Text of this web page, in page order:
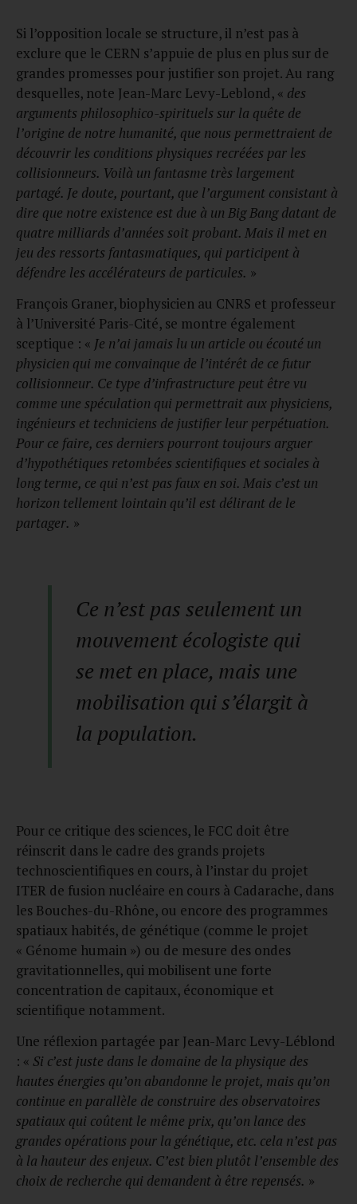
Si l’opposition locale se structure, il n’est pas à
exclure que le CERN s’appuie de plus en plus sur de
grandes promesses pour justifier son projet. Au rang
desquelles, note Jean-Marc Levy-Leblond, « des
arguments philosophico-spirituels sur la quête de
l’origine de notre humanité, que nous permettraient de
découvrir les conditions physiques recréées par les
collisionneurs. Voilà un fantasme très largement
partagé. Je doute, pourtant, que l’argument consistant à
dire que notre existence est due à un Big Bang datant de
quatre milliards d’années soit probant. Mais il met en
jeu des ressorts fantasmatiques, qui participent à
défendre les accélérateurs de particules. »
François Graner, biophysicien au CNRS et professeur
à l’Université Paris-Cité, se montre également
sceptique : « Je n’ai jamais lu un article ou écouté un
physicien qui me convainque de l’intérêt de ce futur
collisionneur. Ce type d’infrastructure peut être vu
comme une spéculation qui permettrait aux physiciens,
ingénieurs et techniciens de justifier leur perpétuation.
Pour ce faire, ces derniers pourront toujours arguer
d’hypothétiques retombées scientifiques et sociales à
long terme, ce qui n’est pas faux en soi. Mais c’est un
horizon tellement lointain qu’il est délirant de le
partager. »
Ce n’est pas seulement un
mouvement écologiste qui
se met en place, mais une
mobilisation qui s’élargit à
la population.
Pour ce critique des sciences, le FCC doit être
réinscrit dans le cadre des grands projets
technoscientifiques en cours, à l’instar du projet
ITER de fusion nucléaire en cours à Cadarache, dans
les Bouches-du-Rhône, ou encore des programmes
spatiaux habités, de génétique (comme le projet
« Génome humain ») ou de mesure des ondes
gravitationnelles, qui mobilisent une forte
concentration de capitaux, économique et
scientifique notamment.
Une réflexion partagée par Jean-Marc Levy-Léblond
: « Si c’est juste dans le domaine de la physique des
hautes énergies qu’on abandonne le projet, mais qu’on
continue en parallèle de construire des observatoires
spatiaux qui coûtent le même prix, qu’on lance des
grandes opérations pour la génétique, etc. cela n’est pas
à la hauteur des enjeux. C’est bien plutôt l’ensemble des
choix de recherche qui demandent à être repensés. »